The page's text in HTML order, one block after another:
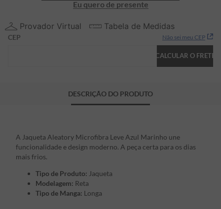
Eu quero de presente
Provador Virtual Tabela de Medidas
CEP Não sei meu CEP
CALCULAR O FRETE
DESCRIÇÃO DO PRODUTO
A Jaqueta Aleatory Microfibra Leve Azul Marinho une
funcionalidade e design moderno. A peça certa para os dias
mais frios.
Tipo de Produto: Jaqueta
Modelagem: Reta
Tipo de Manga: Longa